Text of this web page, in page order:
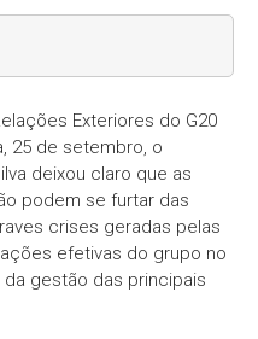
Exteriores do G20
25 de setembro, o
deixou claro que as
podem se furtar das
crises geradas pelas
efetivas do grupo no
gestão das principais